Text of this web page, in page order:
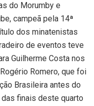
do Morumby e
campeã pela 14ª
dos minatenistas
de eventos teve
Guilherme Costa nos
Romero, que foi
Brasileira antes do
finais deste quarto